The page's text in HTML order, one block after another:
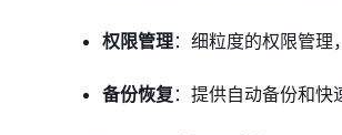
权限管理：细粒度的权限管理
备份恢复 ：提供自动备份和快